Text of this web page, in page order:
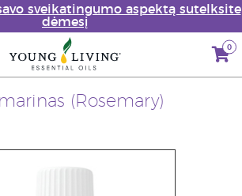
sveikatingumo aspektą sutelksite
dėmesį
0
(Rosemary)